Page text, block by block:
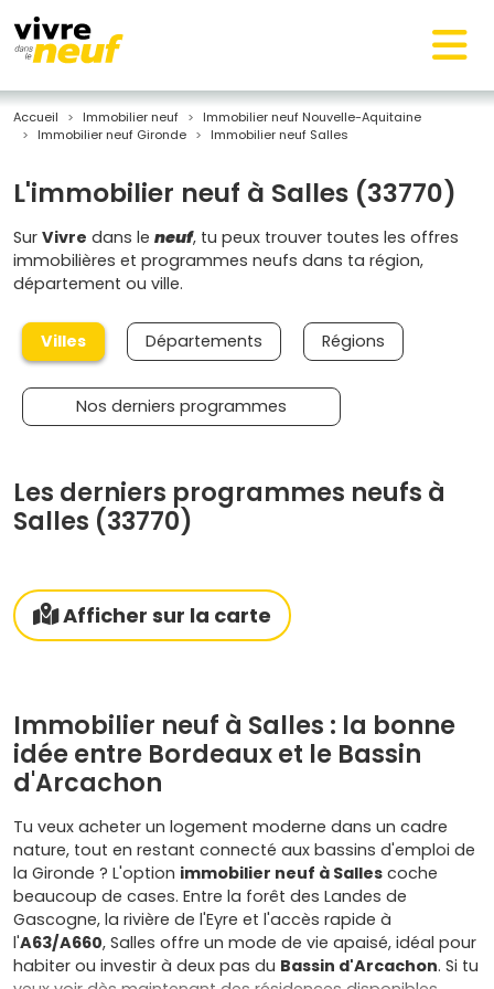
Accueil Immobilier neuf
Immobilier neuf Nouvelle-Aquitaine
Immobilier neuf Gironde
Immobilier neuf Salles
L'immobilier neuf à Salles (33770)
Sur Vivre dans le neuf, tu peux trouver toutes les offres
immobilières et programmes neufs dans ta région,
département ou ville.
Villes Départements Régions
Nos derniers programmes
Les derniers programmes neufs à
Salles (33770)
Afficher sur la carte
Immobilier neuf à Salles : la bonne
idée entre Bordeaux et le Bassin
d'Arcachon
Tu veux acheter un logement moderne dans un cadre
nature, tout en restant connecté aux bassins d'emploi de
la Gironde ? L'option immobilier neuf à Salles coche
beaucoup de cases. Entre la forêt des Landes de
Gascogne, la rivière de l'Eyre et l'accès rapide à
l'A63/A660, Salles offre un mode de vie apaisé, idéal pour
habiter ou investir à deux pas du Bassin d'Arcachon. Si tu